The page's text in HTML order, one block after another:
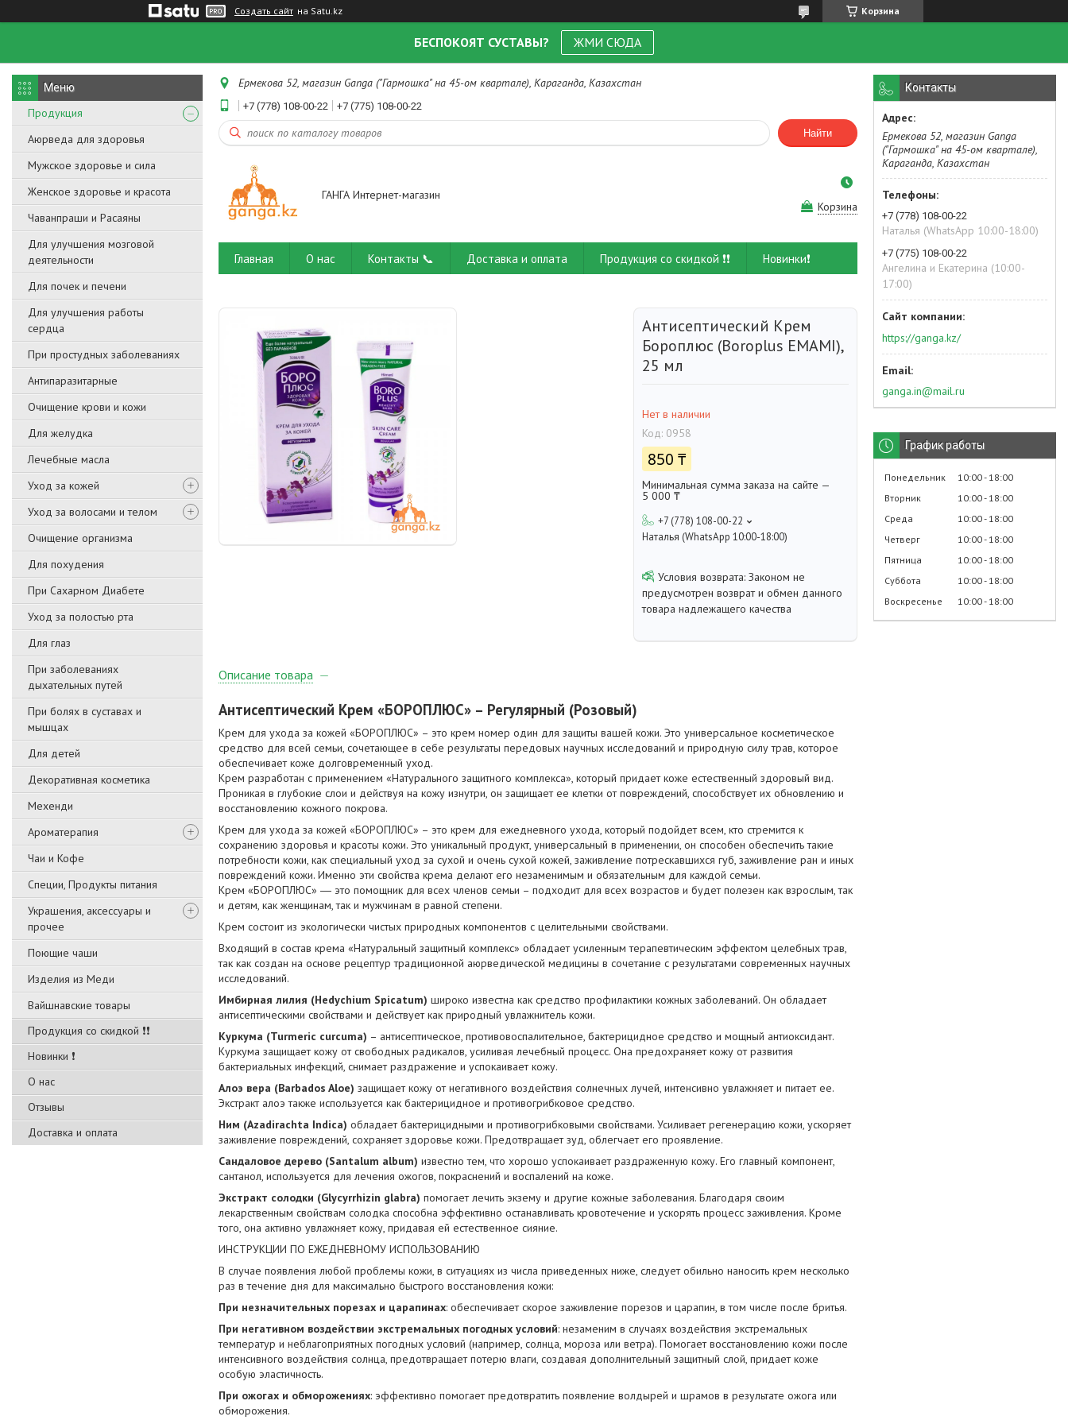
Создать сайт на Satu.kz Корзина
БЕСПОКОЯТ СУСТАВЫ? ЖМИ СЮДА
Продукция
Аюрведа для здоровья
Мужское здоровье и сила
Женское здоровье и красота
Чаванпраши и Расаяны
Для улучшения мозговой
деятельности
Для почек и печени
Для улучшения работы
сердца
При простудных заболеваниях
Антипаразитарные
Очищение крови и кожи
Для желудка
Лечебные масла
Уход за кожей
Уход за волосами и телом
Очищение организма
Для похудения
При Сахарном Диабете
Уход за полостью рта
Для глаз
При заболеваниях
дыхательных путей
При болях в суставах и
мышцах
Для детей
Декоративная косметика
Мехенди
Ароматерапия
Чаи и Кофе
Специи, Продукты питания
Украшения, аксессуары и
прочее
Поющие чаши
Изделия из Меди
Вайшнавские товары
Продукция со скидкой ❗❗
Новинки ❗
О нас
Отзывы
Доставка и оплата
Ермекова 52, магазин Ganga ("Гармошка" на 45-ом квартале), Караганда, Казахстан
+7 (778) 108-00-22 +7 (775) 108-00-22
Найти
ГАНГА Интернет-магазин
Корзина
Главная О нас Контакты 📞 Доставка и оплата Продукция со скидкой ❗❗ Новинки❗
Антисептический Крем
Бороплюс (Boroplus EMAMI),
25 мл
Нет в наличии
Код: 0958
850 ₸
Минимальная сумма заказа на сайте —
5 000 ₸
+7 (778) 108-00-22
Наталья (WhatsApp 10:00-18:00)
Законом не
предусмотрен возврат и обмен данного
товара надлежащего качества
Описание товара
Антисептический Крем «БОРОПЛЮС» – Регулярный (Розовый)
Крем для ухода за кожей «БОРОПЛЮС» – это крем номер один для защиты вашей кожи. Это универсальное косметическое
средство для всей семьи, сочетающее в себе результаты передовых научных исследований и природную силу трав, которое
обеспечивает коже долговременный уход.
Крем разработан с применением «Натурального защитного комплекса», который придает коже естественный здоровый вид.
Проникая в глубокие слои и действуя на кожу изнутри, он защищает ее клетки от повреждений, способствует их обновлению и
восстановлению кожного покрова.
Крем для ухода за кожей «БОРОПЛЮС» – это крем для ежедневного ухода, который подойдет всем, кто стремится к
сохранению здоровья и красоты кожи. Это уникальный продукт, универсальный в применении, он способен обеспечить такие
потребности кожи, как специальный уход за сухой и очень сухой кожей, заживление потрескавшихся губ, заживление ран и иных
повреждений кожи. Именно эти свойства крема делают его незаменимым и обязательным для каждой семьи.
Крем «БОРОПЛЮС» ― это помощник для всех членов семьи – подходит для всех возрастов и будет полезен как взрослым, так
и детям, как женщинам, так и мужчинам в равной степени.
Крем состоит из экологически чистых природных компонентов с целительными свойствами.
Входящий в состав крема «Натуральный защитный комплекс» обладает усиленным терапевтическим эффектом целебных трав,
так как создан на основе рецептур традиционной аюрведической медицины в сочетание с результатами современных научных
исследований.
Имбирная лилия (Hedychium Spicatum) широко известна как средство профилактики кожных заболеваний. Он обладает
антисептическими свойствами и действует как природный увлажнитель кожи.
Куркума (Turmeric curcuma) – антисептическое, противовоспалительное, бактерицидное средство и мощный антиоксидант.
Куркума защищает кожу от свободных радикалов, усиливая лечебный процесс. Она предохраняет кожу от развития
бактериальных инфекций, снимает раздражение и успокаивает кожу.
Алоэ вера (Barbados Aloe) защищает кожу от негативного воздействия солнечных лучей, интенсивно увлажняет и питает ее.
Экстракт алоэ также используется как бактерицидное и противогрибковое средство.
Ним (Azadirachta Indica) обладает бактерицидными и противогрибковыми свойствами. Усиливает регенерацию кожи, ускоряет
заживление повреждений, сохраняет здоровье кожи. Предотвращает зуд, облегчает его проявление.
Сандаловое дерево (Santalum album) известно тем, что хорошо успокаивает раздраженную кожу. Его главный компонент,
сантанол, используется для лечения ожогов, покраснений и воспалений на коже.
Экстракт солодки (Glycyrrhizin glabra) помогает лечить экзему и другие кожные заболевания. Благодаря своим
лекарственным свойствам солодка способна эффективно останавливать кровотечение и ускорять процесс заживления. Кроме
того, она активно увлажняет кожу, придавая ей естественное сияние.
ИНСТРУКЦИИ ПО ЕЖЕДНЕВНОМУ ИСПОЛЬЗОВАНИЮ
В случае появления любой проблемы кожи, в ситуациях из числа приведенных ниже, следует обильно наносить крем несколько
раз в течение дня для максимально быстрого восстановления кожи:
При незначительных порезах и царапинах: обеспечивает скорое заживление порезов и царапин, в том числе после бритья.
При негативном воздействии экстремальных погодных условий: незаменим в случаях воздействия экстремальных
температур и неблагоприятных погодных условий (например, солнца, мороза или ветра). Помогает восстановлению кожи после
интенсивного воздействия солнца, предотвращает потерю влаги, создавая дополнительный защитный слой, придает коже
особую эластичность.
При ожогах и обморожениях: эффективно помогает предотвратить появление волдырей и шрамов в результате ожога или
обморожения.
Контакты
Ермекова 52, магазин Ganga
("Гармошка" на 45-ом квартале),
Караганда, Казахстан
+7 (778) 108-00-22
Наталья (WhatsApp 10:00-18:00)
+7 (775) 108-00-22
Ангелина и Екатерина (10:00-
17:00)
https://ganga.kz/
ganga.in@mail.ru
График работы
Понедельник 10:00 18:00
Вторник
10:00 18:00
Среда
10:00 18:00
Четверг
10:00 18:00
Пятница
10:00 18:00
Суббота
10:00 18:00
Воскресенье
10:00 18:00